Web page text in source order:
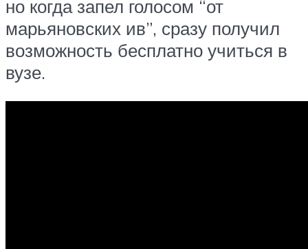
но когда запел голосом “от
марьяновских ив”, сразу получил
возможность бесплатно учиться в
вузе.